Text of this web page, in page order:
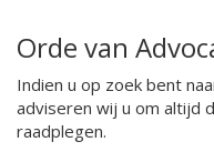
Orde van
Indien u op zoek bent
adviseren wij u om altijd
raadplegen.